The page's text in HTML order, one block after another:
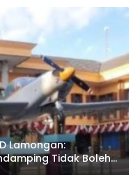
Lamongan:
Tidak Boleh